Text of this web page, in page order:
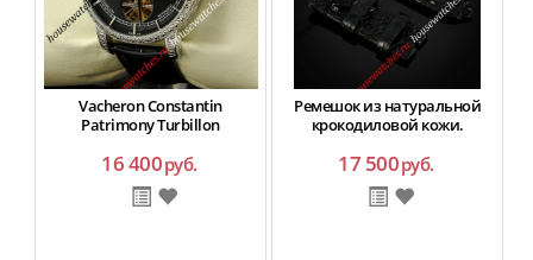
Vacheron Constantin
Patrimony Turbillon
16 400руб.
Ремешок из натуральной
крокодиловой кожи.
17 500руб.